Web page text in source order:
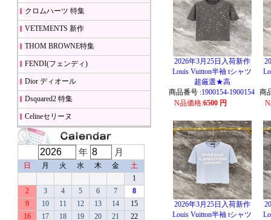
クロムハーツ 特集
VETEMENTS 新作
THOM BROWNE特集
FENDI(フェンディ)
Dior ディオール
Dsquared2 特集
Celineセリーヌ
年 月
日 月 火 水 木 金
土
1
2
3 4 5 6 7
8
9
10 11 12 13 14
15
16
17 18 19 20 21
22
2026年3月25日入荷新作
Louis Vuitton半袖 tシャツ
超厳選★高
商品番号 :1900154-1900154
N品価格:6500 円
商
2026年3月25日入荷新作
Louis Vuitton半袖 tシャツ